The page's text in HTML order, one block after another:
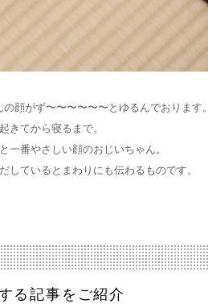
顔がず〜〜〜〜〜〜とゆるんでおります。
きてから寝るまで。
一番やさしい顔のおじいちゃん。
しているとまわりにも伝わるものです。
る記事をご紹介